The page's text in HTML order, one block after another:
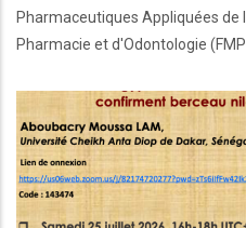
Pharmaceutiques Appliquées de
Pharmacie et d'Odontologie